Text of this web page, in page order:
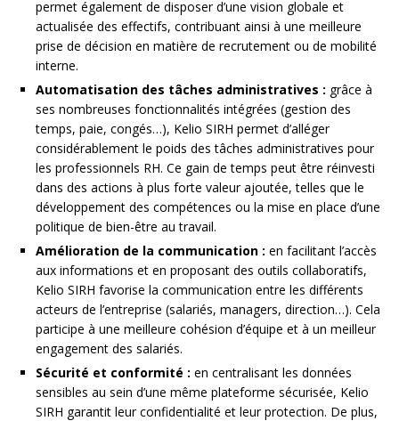
permet également de disposer d’une vision globale et
actualisée des effectifs, contribuant ainsi à une meilleure
prise de décision en matière de recrutement ou de mobilité
interne.
Automatisation des tâches administratives : grâce à
ses nombreuses fonctionnalités intégrées (gestion des
temps, paie, congés…), Kelio SIRH permet d’alléger
considérablement le poids des tâches administratives pour
les professionnels RH. Ce gain de temps peut être réinvesti
dans des actions à plus forte valeur ajoutée, telles que le
développement des compétences ou la mise en place d’une
politique de bien-être au travail.
Amélioration de la communication : en facilitant l’accès
aux informations et en proposant des outils collaboratifs,
Kelio SIRH favorise la communication entre les différents
acteurs de l’entreprise (salariés, managers, direction…). Cela
participe à une meilleure cohésion d’équipe et à un meilleur
engagement des salariés.
Sécurité et conformité : en centralisant les données
sensibles au sein d’une même plateforme sécurisée, Kelio
SIRH garantit leur confidentialité et leur protection. De plus,